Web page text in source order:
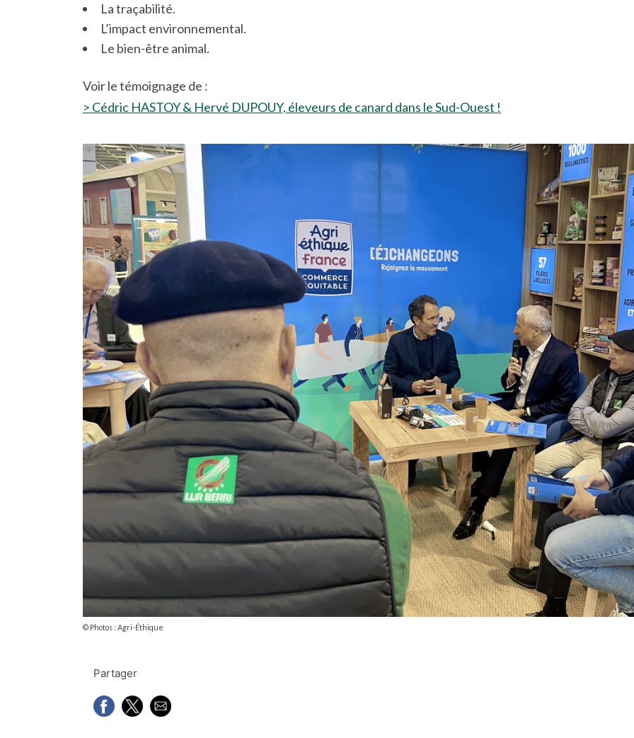
La traçabilité.
L’impact environnemental.
Le bien-être animal.
Voir le témoignage de :
> Cédric HASTOY & Hervé DUPOUY, éleveurs de canard dans le Sud-Ouest !
© Photos : Agri-Éthique
Partager